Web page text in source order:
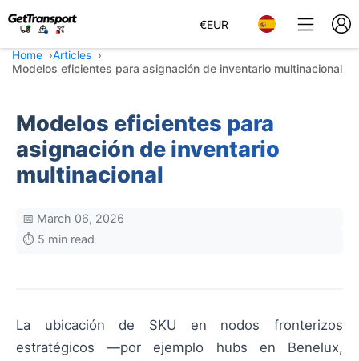
€EUR
Home
Articles
Modelos eficientes para asignación de inventario multinacional
Modelos eficientes para
asignación de inventario
multinacional
📅 March 06, 2026
⏱️ 5 min read
La ubicación de SKU en nodos fronterizos
estratégicos —por ejemplo hubs en Benelux,